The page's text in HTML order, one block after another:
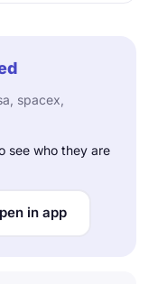
spacex,
see who they are
in app